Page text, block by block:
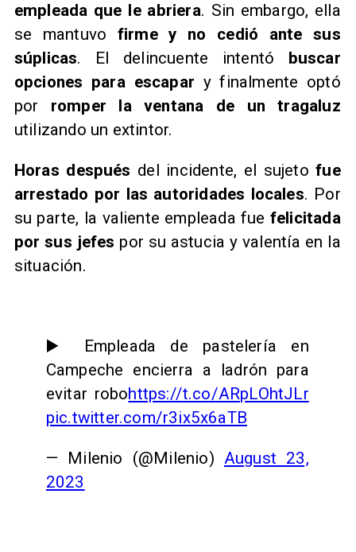
empleada que le abriera. Sin embargo, ella
se mantuvo firme y no cedió ante sus
súplicas. El delincuente intentó buscar
opciones para escapar y finalmente optó
por romper la ventana de un tragaluz
utilizando un extintor.
Horas después del incidente, el sujetofue
arrestado por las autoridades locales. Por
su parte, la valiente empleada fue felicitada
por sus jefes por su astucia y valentía en la
situación.
▶️ Empleada de pastelería en
Campeche encierra a ladrón para
evitar robohttps://t.co/ARpLOhtJLr
pic.twitter.com/r3ix5x6aTB
— Milenio (@Milenio) August 23,
2023